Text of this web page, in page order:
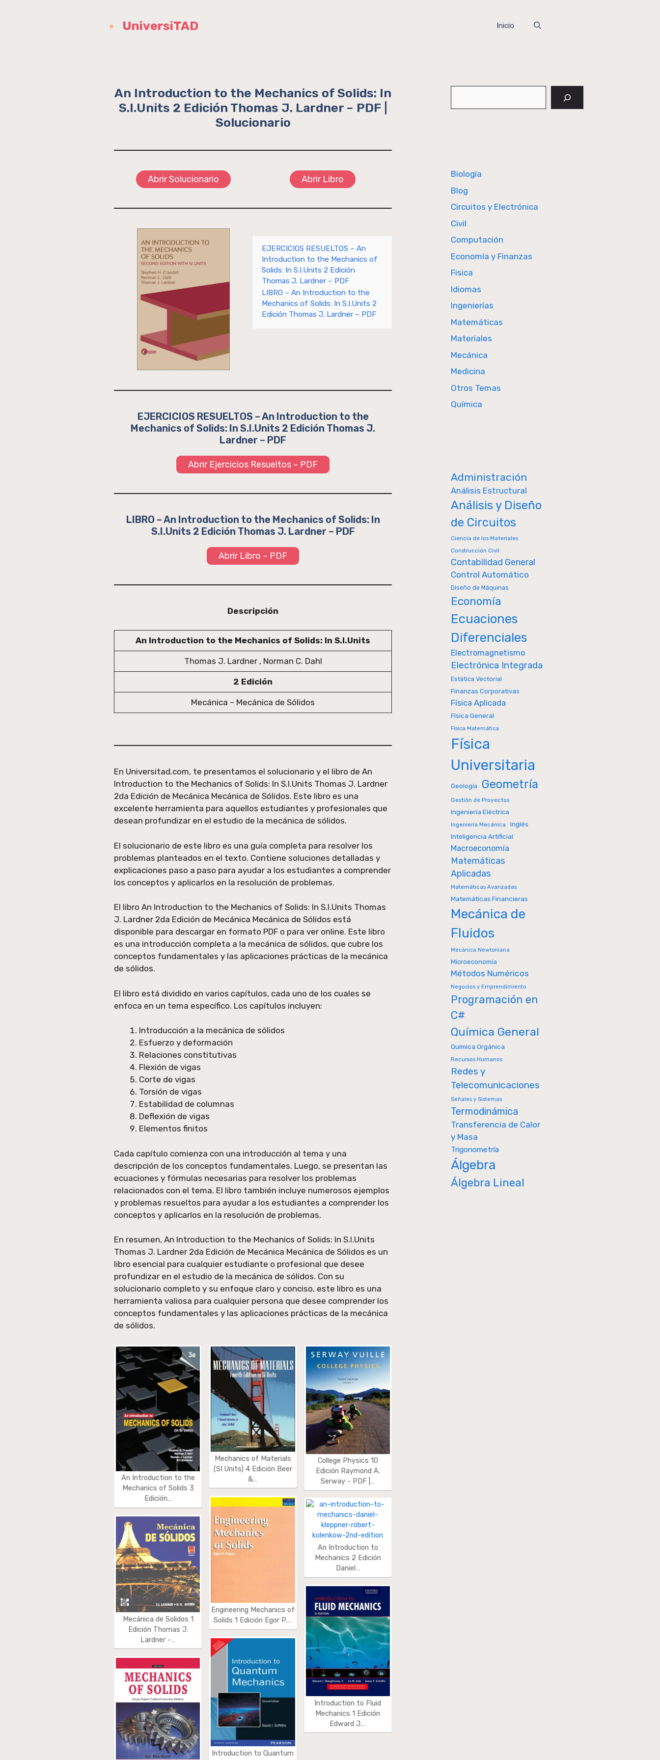
UniversiTAD Inicio
An Introduction to the Mechanics of Solids: In
S.I.Units 2 Edición Thomas J. Lardner – PDF |
Solucionario
Abrir Solucionario Abrir Libro
EJERCICIOS RESUELTOS – An
Introduction to the Mechanics of
Solids: In S.I.Units 2 Edición
Thomas J. Lardner – PDF
LIBRO – An Introduction to the
Mechanics of Solids: In S.I.Units 2
Edición Thomas J. Lardner – PDF
EJERCICIOS RESUELTOS – An Introduction to the
Mechanics of Solids: In S.I.Units 2 Edición Thomas J.
Lardner – PDF
Abrir Ejercicios Resueltos – PDF
LIBRO – An Introduction to the Mechanics of Solids: In
S.I.Units 2 Edición Thomas J. Lardner – PDF
Abrir Libro – PDF
Descripción
An Introduction to the Mechanics of Solids: In S.I.Units
Thomas J. Lardner , Norman C. Dahl
2 Edición
Mecánica – Mecánica de Sólidos
En Universitad.com, te presentamos el solucionario y el libro de An
Introduction to the Mechanics of Solids: In S.I.Units Thomas J. Lardner
2da Edición de Mecánica Mecánica de Sólidos. Este libro es una
excelente herramienta para aquellos estudiantes y profesionales que
desean profundizar en el estudio de la mecánica de sólidos.
El solucionario de este libro es una guía completa para resolver los
problemas planteados en el texto. Contiene soluciones detalladas y
explicaciones paso a paso para ayudar a los estudiantes a comprender
los conceptos y aplicarlos en la resolución de problemas.
El libro An Introduction to the Mechanics of Solids: In S.I.Units Thomas
J. Lardner 2da Edición de Mecánica Mecánica de Sólidos está
disponible para descargar en formato PDF o para ver online. Este libro
es una introducción completa a la mecánica de sólidos, que cubre los
conceptos fundamentales y las aplicaciones prácticas de la mecánica
de sólidos.
El libro está dividido en varios capítulos, cada uno de los cuales se
enfoca en un tema específico. Los capítulos incluyen:
Introducción a la mecánica de sólidos
Esfuerzo y deformación
Relaciones constitutivas
Flexión de vigas
Corte de vigas
Torsión de vigas
Estabilidad de columnas
Deflexión de vigas
Elementos finitos
Cada capítulo comienza con una introducción al tema y una
descripción de los conceptos fundamentales. Luego, se presentan las
ecuaciones y fórmulas necesarias para resolver los problemas
relacionados con el tema. El libro también incluye numerosos ejemplos
y problemas resueltos para ayudar a los estudiantes a comprender los
conceptos y aplicarlos en la resolución de problemas.
En resumen, An Introduction to the Mechanics of Solids: In S.I.Units
Thomas J. Lardner 2da Edición de Mecánica Mecánica de Sólidos es un
libro esencial para cualquier estudiante o profesional que desee
profundizar en el estudio de la mecánica de sólidos. Con su
solucionario completo y su enfoque claro y conciso, este libro es una
herramienta valiosa para cualquier persona que desee comprender los
conceptos fundamentales y las aplicaciones prácticas de la mecánica
de sólidos.
An Introduction to the
Mechanics of Solids 3
Edición…
Mecánica de Solidos 1
Edición Thomas J.
Lardner -…
Mechanics of Materials
(SI Units) 4 Edición Beer
&…
Engineering Mechanics of
Solids 1 Edición Egor P.…
Introduction to Quantum
College Physics 10
Edición Raymond A.
Serway - PDF |…
An Introduction to
Mechanics 2 Edición
Daniel…
Introduction to Fluid
Mechanics 1 Edición
Edward J.…
Biología
Blog
Circuitos y Electrónica
Civil
Computación
Economía y Finanzas
Fisica
Idiomas
Ingenierías
Matemáticas
Materiales
Mecánica
Medicina
Otros Temas
Química
Administración
Análisis Estructural
Análisis y Diseño
de Circuitos
Ciencia de los Materiales
Construcción Civil
Contabilidad General
Control Automático
Diseño de Máquinas
Economía
Ecuaciones
Diferenciales
Electromagnetismo
Electrónica Integrada
Estática Vectorial
Finanzas Corporativas
Física Aplicada
Física General
Física Matemática
Física
Universitaria
Geología Geometría
Gestión de Proyectos
Ingeniería Eléctrica
Ingeniería Mecánica
Inglés
Inteligencia Artificial
Macroeconomía
Matemáticas
Aplicadas
Matemáticas Avanzadas
Matemáticas Financieras
Mecánica de
Fluidos
Mecánica Newtoniana
Microeconomía
Métodos Numéricos
Negocios y Emprendimiento
Programación en
C#
Química General
Química Orgánica
Recursos Humanos
Redes y
Telecomunicaciones
Señales y Sistemas
Termodinámica
Transferencia de Calor
y Masa
Trigonometría
Álgebra
Álgebra Lineal